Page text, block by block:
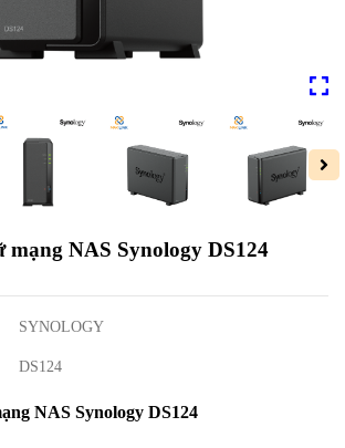
NAS Synology DS124
SYNOLOGY
DS124
NAS Synology DS124